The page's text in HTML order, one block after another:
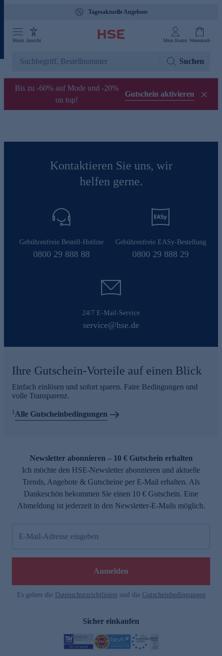
Tagesaktuelle Angebote
Menü Ansicht Mein Konto Warenkorb
Suchen
Bis zu -60% auf Mode und -20%
on top!
Gutschein aktivieren
Kontaktieren Sie uns, wir
helfen gerne.
Gebührenfreie Bestell-Hotline
0800 29 888 88
Gebührenfreie EASy-Bestellung
0800 29 888 29
24/7 E-Mail-Service
service@hse.de
Ihre Gutschein-Vorteile auf einen Blick
Einfach einlösen und sofort sparen. Faire Bedingungen und
volle Transparenz.
1Alle Gutscheinbedingungen
Newsletter abonnieren – 10 € Gutschein erhalten
Ich möchte den HSE-Newsletter abonnieren und aktuelle
Trends, Angebote & Gutscheine per E-Mail erhalten. Als
Dankeschön bekommen Sie einen 10 € Gutschein. Eine
Abmeldung ist jederzeit in den Newsletter-E-Mails möglich.
E-Mail-Adresse eingeben
Anmelden
Es gelten die Datenschutzrichtlinien und die Gutscheinbedingungen
Sicher einkaufen